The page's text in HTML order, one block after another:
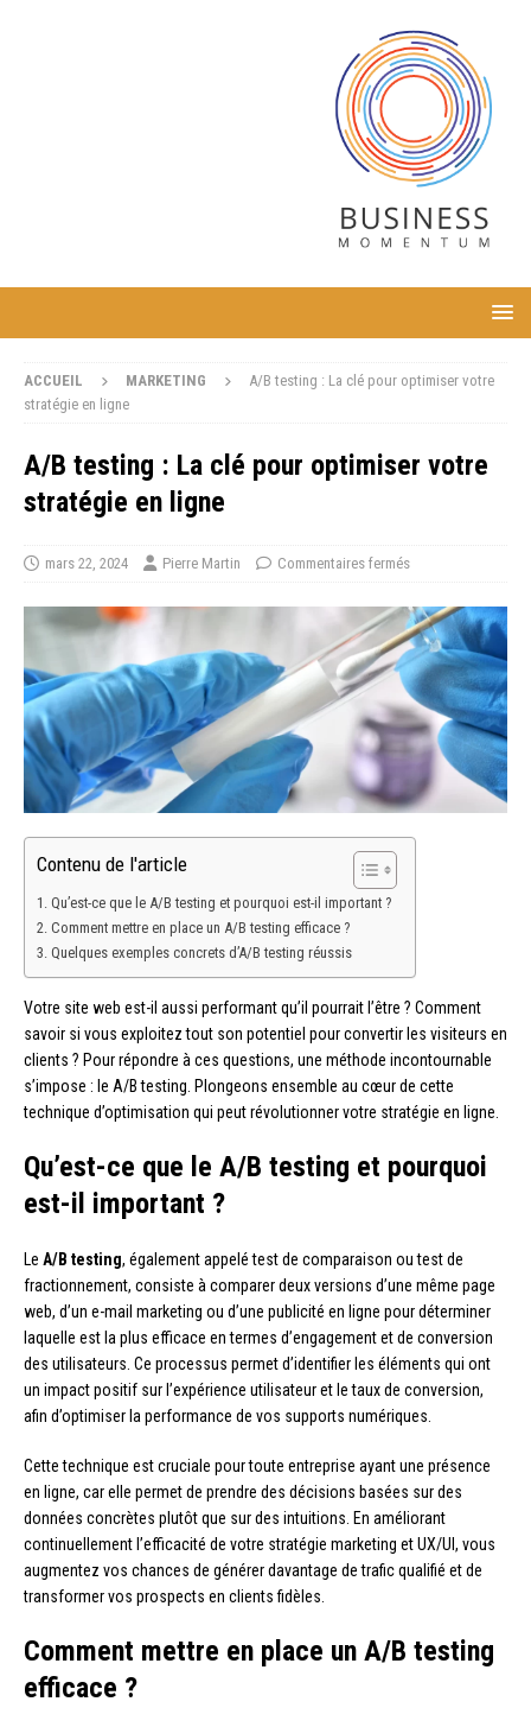
ACCUEIL MARKETING
A/B testing : La clé pour optimiser votre
stratégie en ligne
A/B testing : La clé pour optimiser votre
stratégie en ligne
mars 22, 2024 Pierre Martin Commentaires fermés
Contenu de l'article
Qu’est-ce que le A/B testing et pourquoi est-il important ?
Comment mettre en place un A/B testing efficace ?
Quelques exemples concrets d’A/B testing réussis
Votre site web est-il aussi performant qu’il pourrait l’être ? Comment
savoir si vous exploitez tout son potentiel pour convertir les visiteurs en
clients ? Pour répondre à ces questions, une méthode incontournable
s’impose : le A/B testing. Plongeons ensemble au cœur de cette
technique d’optimisation qui peut révolutionner votre stratégie en ligne.
Qu’est-ce que le A/B testing et pourquoi
est-il important ?
Le A/B testing, également appelé test de comparaison ou test de
fractionnement, consiste à comparer deux versions d’une même page
web, d’un e-mail marketing ou d’une publicité en ligne pour déterminer
laquelle est la plus efficace en termes d’engagement et de conversion
des utilisateurs. Ce processus permet d’identifier les éléments qui ont
un impact positif sur l’expérience utilisateur et le taux de conversion,
afin d’optimiser la performance de vos supports numériques.
Cette technique est cruciale pour toute entreprise ayant une présence
en ligne, car elle permet de prendre des décisions basées sur des
données concrètes plutôt que sur des intuitions. En améliorant
continuellement l’efficacité de votre stratégie marketing et UX/UI, vous
augmentez vos chances de générer davantage de trafic qualifié et de
transformer vos prospects en clients fidèles.
Comment mettre en place un A/B testing
efficace ?